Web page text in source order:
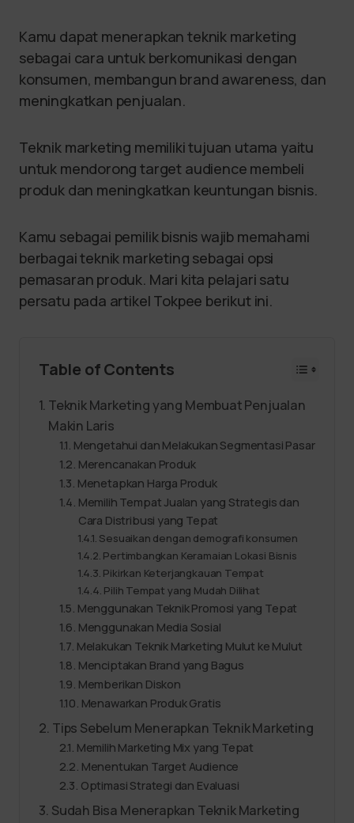
Kamu dapat menerapkan teknik marketing
sebagai cara untuk berkomunikasi dengan
konsumen, membangun brand awareness, dan
meningkatkan penjualan.
Teknik marketing memiliki tujuan utama yaitu
untuk mendorong target audience membeli
produk dan meningkatkan keuntungan bisnis.
Kamu sebagai pemilik bisnis wajib memahami
berbagai teknik marketing sebagai opsi
pemasaran produk. Mari kita pelajari satu
persatu pada artikel Tokpee berikut ini.
Table of Contents
Teknik Marketing yang Membuat Penjualan
Makin Laris
Mengetahui dan Melakukan Segmentasi Pasar
Merencanakan Produk
Menetapkan Harga Produk
Memilih Tempat Jualan yang Strategis dan
Cara Distribusi yang Tepat
Sesuaikan dengan demografi konsumen
Pertimbangkan Keramaian Lokasi Bisnis
Pikirkan Keterjangkauan Tempat
Pilih Tempat yang Mudah Dilihat
Menggunakan Teknik Promosi yang Tepat
Menggunakan Media Sosial
Melakukan Teknik Marketing Mulut ke Mulut
Menciptakan Brand yang Bagus
Memberikan Diskon
Menawarkan Produk Gratis
Tips Sebelum Menerapkan Teknik Marketing
Memilih Marketing Mix yang Tepat
Menentukan Target Audience
Optimasi Strategi dan Evaluasi
Sudah Bisa Menerapkan Teknik Marketing